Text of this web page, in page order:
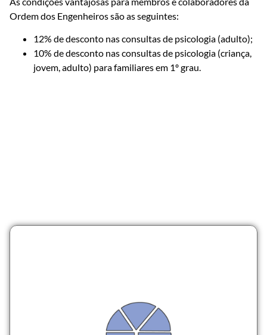
Ordem dos Engenheiros são as seguintes:
12% de desconto nas consultas de psicologia (adulto);
10% de desconto nas consultas de psicologia (criança,
jovem, adulto) para familiares em 1º grau.